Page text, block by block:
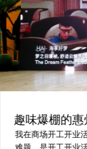
趣味爆棚的
我在商场开工开业
难题，是开工开业